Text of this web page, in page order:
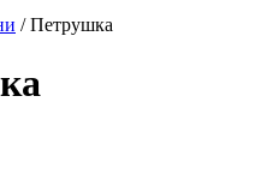
/ Петрушка